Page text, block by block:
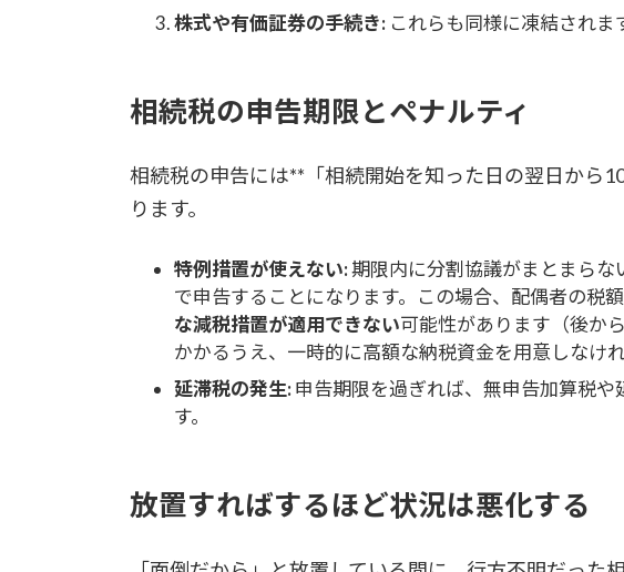
株式や有価証券の手続き: これらも同様に凍結されま
相続税の申告期限とペナルティ
相続税の申告には**「相続開始を知った日の翌日から
ります。
特例措置が使えない:期限内に分割協議がまとまら
で申告することになります。この場合、配偶者の税
な減税措置が適用できない可能性があります（後か
かかるうえ、一時的に高額な納税資金を用意しなけ
延滞税の発生:申告期限を過ぎれば、無申告加算税
す。
放置すればするほど状況は悪化する